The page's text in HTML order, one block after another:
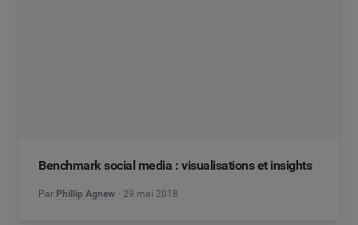
Benchmark social media : visualisations et insights
Par Phillip Agnew 29 mai 2018